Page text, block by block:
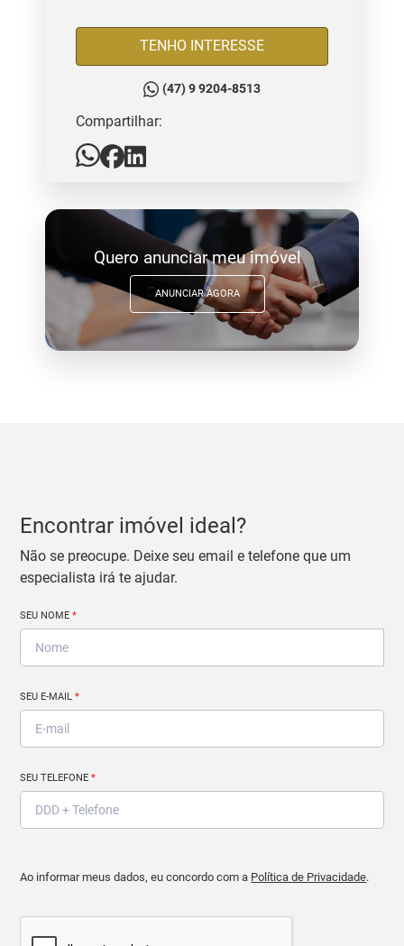
TENHO INTERESSE
(47) 9 9204-8513
Compartilhar:
Quero anunciar meu imóvel
ANUNCIAR AGORA
Encontrar imóvel ideal?
Não se preocupe. Deixe seu email e telefone que um
especialista irá te ajudar.
SEU NOME*
SEU E-MAIL*
SEU TELEFONE*
Ao informar meus dados, eu concordo com a Política de Privacidade.